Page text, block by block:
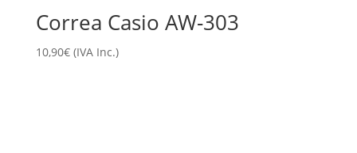
Correa Casio AW-303
10,90€ (IVA Inc.)